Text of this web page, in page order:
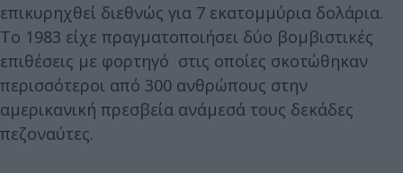
επικυρηχθεί διεθνώς για 7 εκατομμύρια δολάρια.
Το 1983 είχε πραγματοποιήσει δύο βομβιστικές
επιθέσεις με φορτηγό στις οποίες σκοτώθηκαν
περισσότεροι από 300 ανθρώπους στην
αμερικανική πρεσβεία ανάμεσά τους δεκάδες
πεζοναύτες.